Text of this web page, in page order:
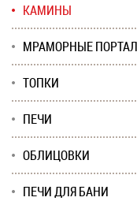
КАМИНЫ
МРАМОРНЫЕ
ТОПКИ
ПЕЧИ
ОБЛИЦОВКИ
ПЕЧИ ДЛЯ БАНИ